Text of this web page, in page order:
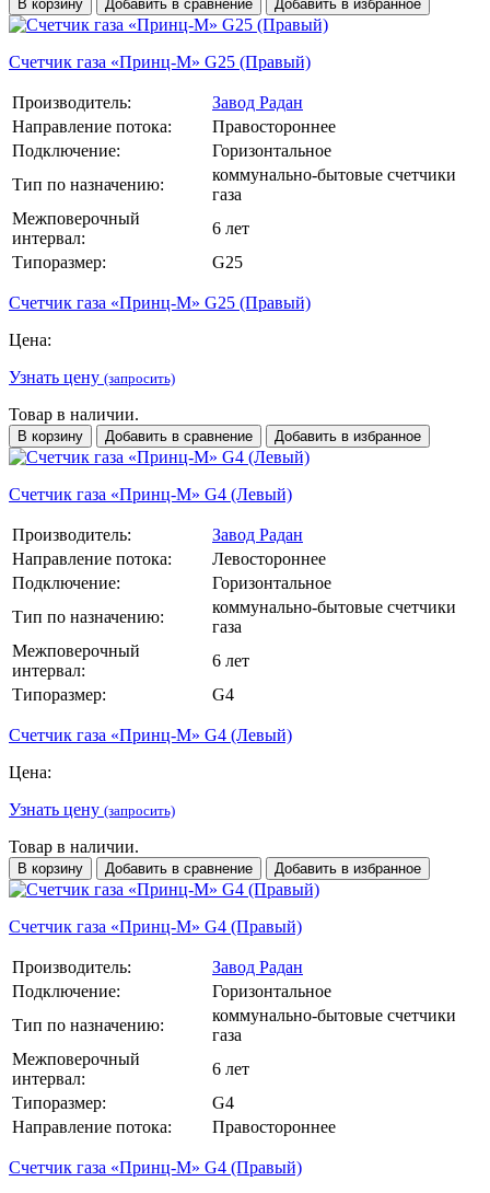
В корзину Добавить в сравнение Добавить в избранное
Счетчик газа «Принц-М» G25 (Правый)
Производитель:
Завод Радан
Направление потока:
Правостороннее
Подключение:
Горизонтальное
Тип по назначению:
коммунально-бытовые счетчики
газа
Межповерочный
интервал:
6 лет
Типоразмер:
G25
Счетчик газа «Принц-М» G25 (Правый)
Цена:
Узнать цену (запросить)
Товар в наличии.
В корзину Добавить в сравнение Добавить в избранное
Счетчик газа «Принц-М» G4 (Левый)
Производитель:
Завод Радан
Направление потока:
Левостороннее
Подключение:
Горизонтальное
Тип по назначению:
коммунально-бытовые счетчики
газа
Межповерочный
интервал:
6 лет
Типоразмер:
G4
Счетчик газа «Принц-М» G4 (Левый)
Цена:
Узнать цену (запросить)
Товар в наличии.
В корзину Добавить в сравнение Добавить в избранное
Счетчик газа «Принц-М» G4 (Правый)
Производитель:
Завод Радан
Подключение:
Горизонтальное
Тип по назначению:
коммунально-бытовые счетчики
газа
Межповерочный
интервал:
6 лет
Типоразмер:
G4
Направление потока:
Правостороннее
Счетчик газа «Принц-М» G4 (Правый)